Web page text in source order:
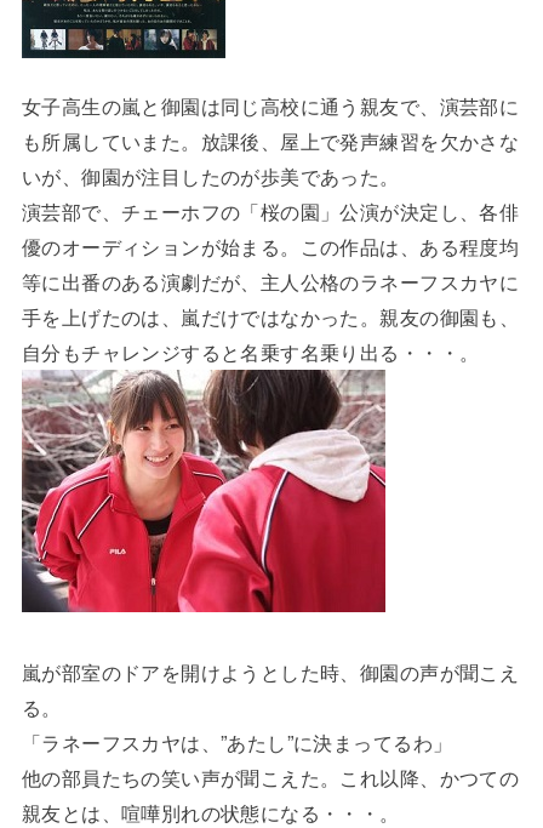
女子高生の嵐と御園は同じ高校に通う親友で、演芸部に
も所属していまた。放課後、屋上で発声練習を欠かさな
いが、御園が注目したのが歩美であった。
演芸部で、チェーホフの「桜の園」公演が決定し、各俳
優のオーディションが始まる。この作品は、ある程度均
等に出番のある演劇だが、主人公格のラネーフスカヤに
手を上げたのは、嵐だけではなかった。親友の御園も、
自分もチャレンジすると名乗す名乗り出る・・・。
嵐が部室のドアを開けようとした時、御園の声が聞こえ
る。
「ラネーフスカヤは、”あたし”に決まってるわ」
他の部員たちの笑い声が聞こえた。これ以降、かつての
親友とは、喧嘩別れの状態になる・・・。